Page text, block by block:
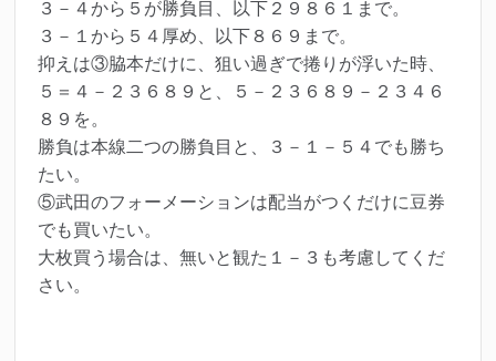
３－４から５が勝負目、以下２９８６１まで。
３－１から５４厚め、以下８６９まで。
抑えは③脇本だけに、狙い過ぎで捲りが浮いた時、
５＝４－２３６８９と、５－２３６８９－２３４６
８９を。
勝負は本線二つの勝負目と、３－１－５４でも勝ち
たい。
⑤武田のフォーメーションは配当がつくだけに豆券
でも買いたい。
大枚買う場合は、無いと観た１－３も考慮してくだ
さい。